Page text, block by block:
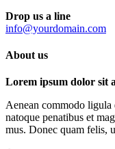
Drop us a line
info@yourdomain.com
About us
Lorem ipsum dolor sit
Aenean commodo ligula
natoque penatibus et
mus. Donec quam felis,